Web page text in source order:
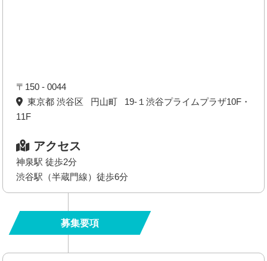
〒150 - 0044
東京都 渋谷区 円山町 19-１渋谷プライムプラザ10F・
11F
アクセス
神泉駅 徒歩2分
渋谷駅（半蔵門線）徒歩6分
募集要項